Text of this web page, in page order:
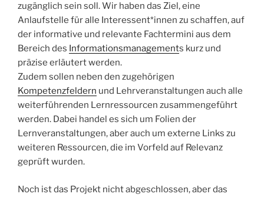
zugänglich sein soll. Wir haben das Ziel, eine
Anlaufstelle für alle Interessent*innen zu schaffen, auf
der informative und relevante Fachtermini aus dem
Bereich des Informationsmanagements kurz und
präzise erläutert werden.
Zudem sollen neben den zugehörigen
Kompetenzfeldern und Lehrveranstaltungen auch alle
weiterführenden Lernressourcen zusammengeführt
werden. Dabei handel es sich um Folien der
Lernveranstaltungen, aber auch um externe Links zu
weiteren Ressourcen, die im Vorfeld auf Relevanz
geprüft wurden.
Noch ist das Projekt nicht abgeschlossen, aber das